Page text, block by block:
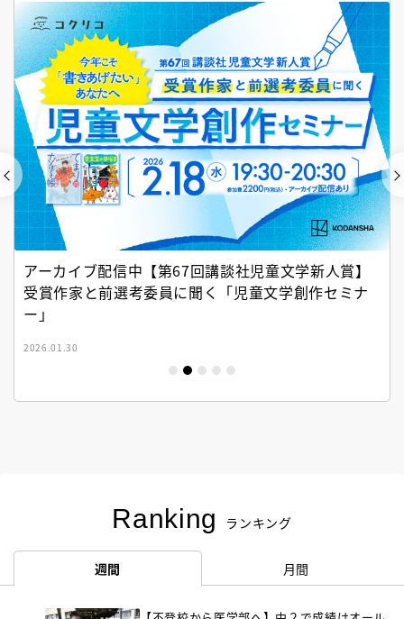
アーカイブ配信中【第67回講談社児童文学新人賞】
受賞作家と前選考委員に聞く「児童文学創作セミナ
ー」
2026.01.30
Ranking ランキング
週間 月間